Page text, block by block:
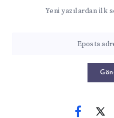
Yeni yazılardan ilk